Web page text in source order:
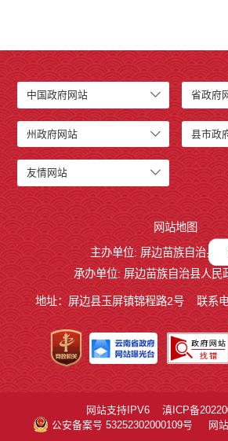
中国政府网站 省政府
州政府网站 县市政
友情网站
网站地图
主办单位: 屏边苗族自治县
承办单位: 屏边苗族自治县人民
地址：屏边县玉屏镇锦程路2号 联系
网站支持IPV6
滇ICP备
公安备案号 53252302000109号
网